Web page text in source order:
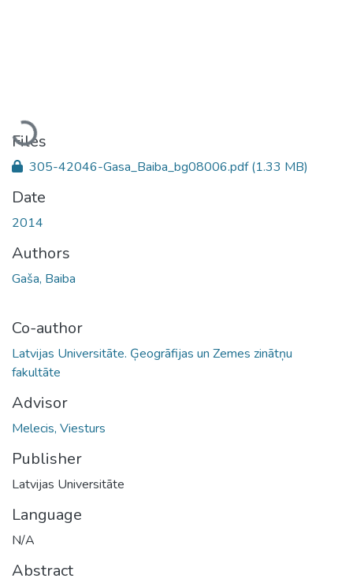
Loading...
Files
305-42046-Gasa_Baiba_bg08006.pdf(1.33 MB)
Date
2014
Authors
Gaša, Baiba
Co-author
Latvijas Universitāte. Ģeogrāfijas un Zemes zinātņu
fakultāte
Advisor
Melecis, Viesturs
Publisher
Latvijas Universitāte
Language
N/A
Abstract